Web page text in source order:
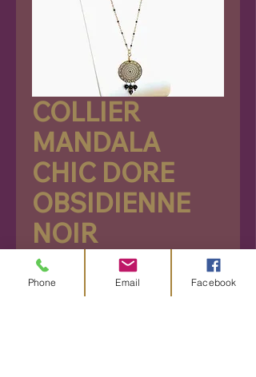
COLLIER
MANDALA
CHIC DORE
OBSIDIENNE
NOIR
28,90 € Prix
Phone Email Facebook